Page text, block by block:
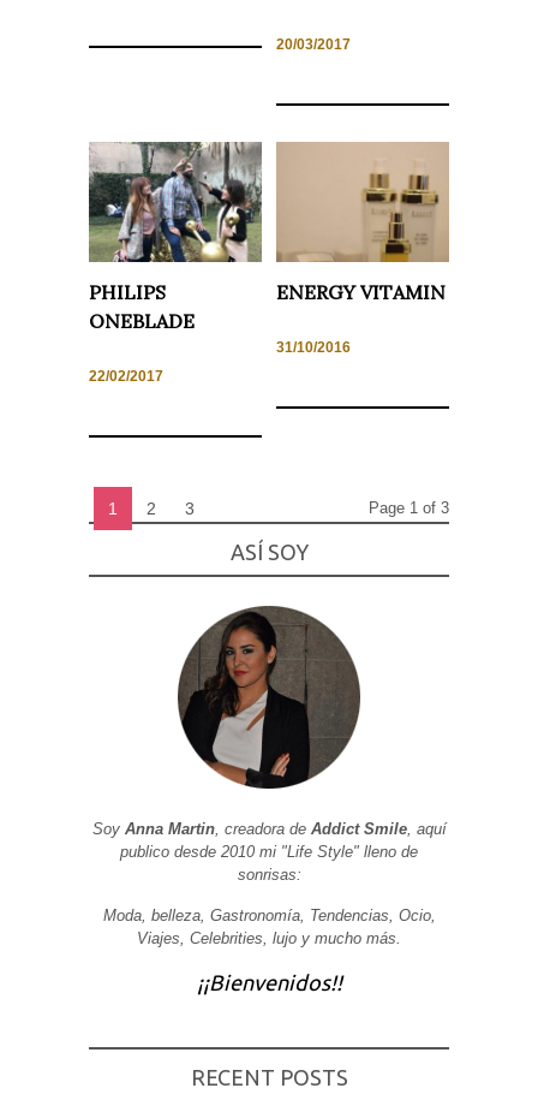
20/03/2017
PHILIPS
ONEBLADE
22/02/2017
ENERGY VITAMIN
31/10/2016
1 2 3 Page 1 of 3
ASÍ SOY
Soy Anna Martin, creadora de Addict Smile, aquí
publico desde 2010 mi "Life Style" lleno de
sonrisas:
Moda, belleza, Gastronomía, Tendencias, Ocio,
Viajes, Celebrities, lujo y mucho más.
¡¡Bienvenidos!!
RECENT POSTS